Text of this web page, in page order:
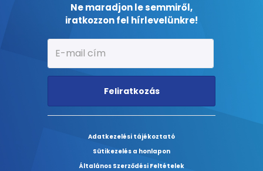
Ne maradjon le semmiről,
iratkozzon fel hírlevelünkre!
Feliratkozás
Adatkezelési tájékoztató
Sütikezelés a honlapon
Általános Szerződési Feltételek